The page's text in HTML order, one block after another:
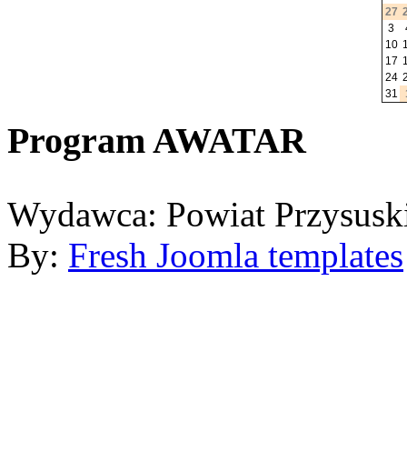
27
3
10
17
24
31
Program AWATAR
Wydawca: Powiat
By: Fresh Joomla templates